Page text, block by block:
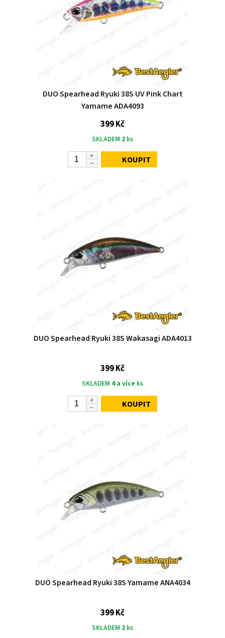
DUO Spearhead Ryuki 38S UV Pink Chart
Yamame ADA4093
399 Kč
SKLADEM 2 ks
KOUPIT
DUO Spearhead Ryuki 38S Wakasagi ADA4013
399 Kč
SKLADEM 4 a více ks
KOUPIT
DUO Spearhead Ryuki 38S Yamame ANA4034
399 Kč
SKLADEM 2 ks